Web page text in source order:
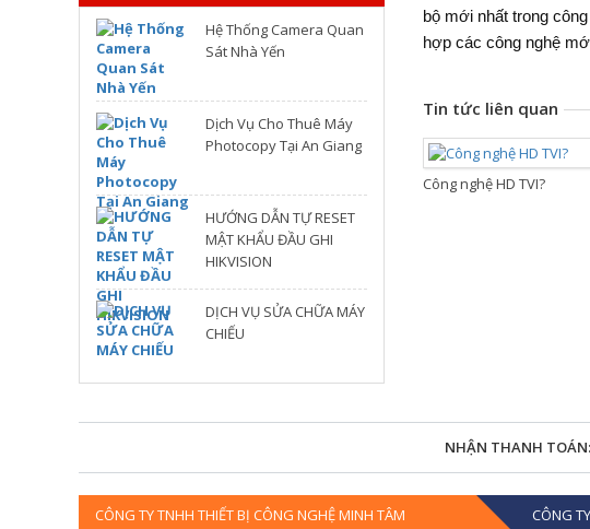
Hệ Thống Camera Quan
Sát Nhà Yến
Dịch Vụ Cho Thuê Máy
Photocopy Tại An Giang
HƯỚNG DẪN TỰ RESET
MẬT KHẨU ĐẦU GHI
HIKVISION
DỊCH VỤ SỬA CHỮA MÁY
CHIẾU
bộ mới nhất trong
hợp các công nghệ
Tin tức liên quan
Công nghệ HD TVI?
NHẬN THANH TOÁN:
CÔNG TY TNHH THIẾT BỊ CÔNG NGHỆ MINH TÂM CÔNG